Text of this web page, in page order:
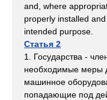
and, where
properly installed
intended purpose.
Статья 2
1. Государства -
необходимые меры
машинное
попадающие под